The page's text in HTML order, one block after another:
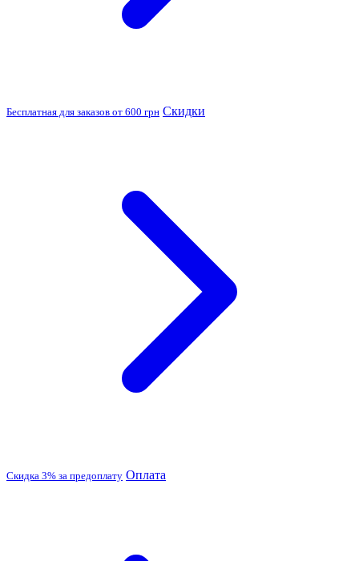
Бесплатная для заказов от 600 грн Скидки
Скидка 3% за предоплату Оплата